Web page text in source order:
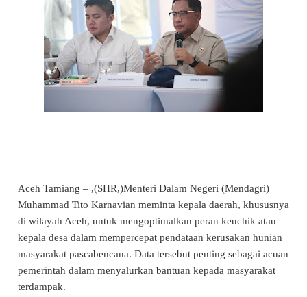
Aceh Tamiang – ,(SHR,)Menteri Dalam Negeri (Mendagri)
Muhammad Tito Karnavian meminta kepala daerah, khususnya
di wilayah Aceh, untuk mengoptimalkan peran keuchik atau
kepala desa dalam mempercepat pendataan kerusakan hunian
masyarakat pascabencana. Data tersebut penting sebagai acuan
pemerintah dalam menyalurkan bantuan kepada masyarakat
terdampak.